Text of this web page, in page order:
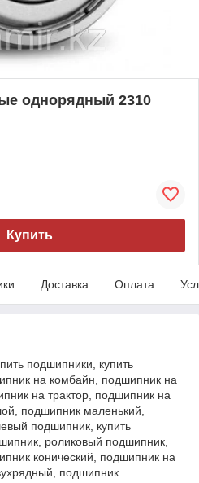
однорядный 2310
Купить
Доставка Оплата
подшипники, купить
на комбайн, подшипник на
на трактор, подшипник на
подшипник маленький,
подшипник, купить
роликовый подшипник,
конический, подшипник на
подшипник